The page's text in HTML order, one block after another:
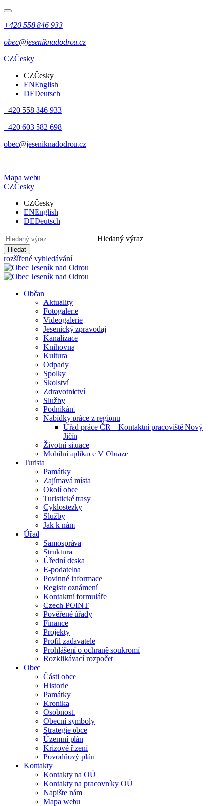
+420 558 846 933
obec@jeseniknadodrou.cz
CZČesky
CZČesky
ENEnglish
DEDeutsch
+420 558 846 933
+420 603 582 698
obec@jeseniknadodrou.cz
Mapa webu
CZČesky
CZČesky
ENEnglish
DEDeutsch
Hledaný výraz
Hledat
rozšířené vyhledávání
Občan
Aktuality
Fotogalerie
Videogalerie
Jesenický zpravodaj
Kanalizace
Knihovna
Kultura
Odpady
Spolky
Školství
Zdravotnictví
Služby
Podnikání
Nabídky práce z regionu
Úřad práce ČR – Kontaktní pracoviště Nový
Jičín
Životní situace
Mobilní aplikace V Obraze
Turista
Památky
Zajímavá místa
Okolí obce
Turistické trasy
Cyklostezky
Služby
Jak k nám
Úřad
Samospráva
Struktura
Úřední deska
E-podatelna
Povinné informace
Registr oznámení
Kontaktní formuláře
Czech POINT
Pověřené úřady
Finance
Projekty
Profil zadavatele
Prohlášení o ochraně soukromí
Rozklikávací rozpočet
Obec
Části obce
Historie
Památky
Kronika
Osobnosti
Obecní symboly
Strategie obce
Územní plán
Krizové řízení
Povodňový plán
Kontakty
Kontakty na OÚ
Kontakty na pracovníky OÚ
Napište nám
Mapa webu